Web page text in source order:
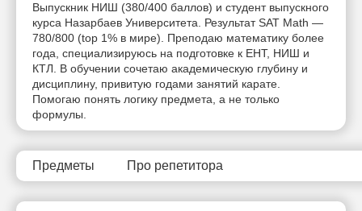
Выпускник НИШ (380/400 баллов) и студент выпускного
курса Назарбаев Университета. Результат SAT Math —
780/800 (top 1% в мире). Преподаю математику более
года, специализируюсь на подготовке к ЕНТ, НИШ и
КТЛ. В обучении сочетаю академическую глубину и
дисциплину, привитую годами занятий карате.
Помогаю понять логику предмета, а не только
формулы.
Предметы Про репетитора
18:30
19:00
19:30
20:00
20:30
21:00
18:00
18:30
19:00
19:30
20:00
20:30
10:00
10:30
11:00
11:30
12:00
12:30
10:00
10:30
11:00
12:00